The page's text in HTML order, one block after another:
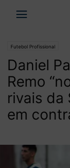
Futebol Profissional
Daniel
Remo
rivais da
em